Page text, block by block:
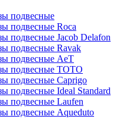
подвесные
подвесные Roca
подвесные Jacob Delafon
подвесные Ravak
подвесные AeT
подвесные TOTO
подвесные Caprigo
подвесные Ideal Standard
подвесные Laufen
подвесные Aqueduto